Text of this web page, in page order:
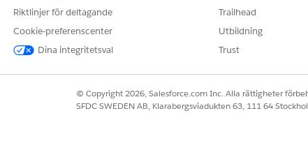
DITT PROBLEM?
förbättra!
Riktlinjer för deltagande
Cookie-preferenscenter
Dina integritetsval
Trailhead
Utbildning
Trust
© Copyright 2026, Salesforce.com Inc. Alla rättigheter
SFDC SWEDEN AB, Klarabergsviadukten 63, 111 64